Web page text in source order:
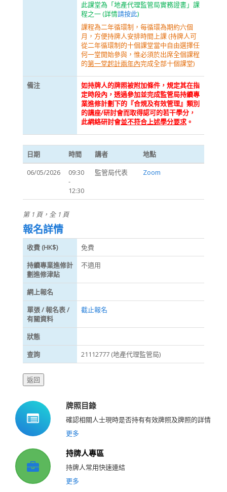
此課堂為「地產代理監管局實務證書」課
程之一 (詳情請按此)
課程為二年循環制，每循環為期約六個
月，方便持牌人安排時間上課 (持牌人可
從二年循環制的十個課堂當中自由選擇任
何一堂開始參與，惟必須於出席全個課程
的第一堂起計兩年內完成全部十個課堂)
備注
如持牌人的牌照被附加條件，規定其在指
定時段內，透過參加並完成監管局持續專
業進修計劃下的『合規及有效管理』類別
的講座/研討會而取得認可的若干學分，
此網絡研討會並不符合上述學分要求 。
日期 時間 講者
地點
06/05/2026
09:30
-
12:30
監管局代表 Zoom
第 1 頁，全 1 頁
報名詳情
收費 (HK$)
免費
持續專業進修計
劃進修津貼
不適用
網上報名
單張 / 報名表 /
有關資料
截止報名
狀態
查詢
21112777 (地產代理監管局)
牌照目錄
確認相關人士現時是否持有有效牌照及牌照的詳情
更多
持牌人專區
持牌人常用快速連結
更多